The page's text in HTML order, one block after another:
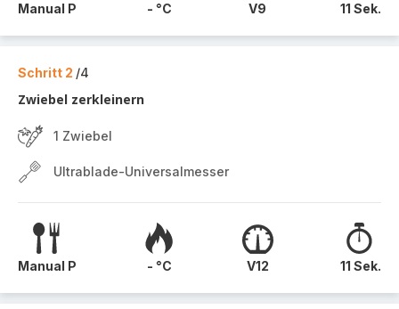
Manual P - °C V9 11 Sek.
Schritt 2 /4
Zwiebel zerkleinern
1 Zwiebel
Ultrablade-Universalmesser
Manual P - °C V12 11 Sek.